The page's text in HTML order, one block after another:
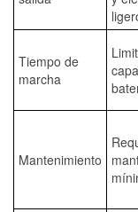
Tiempo de
marcha
Mantenimiento